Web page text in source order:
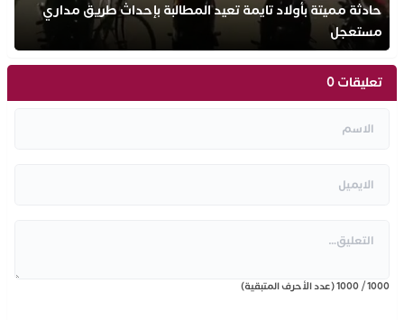
حادثة مميتة بأولاد تايمة تعيد المطالبة بإحداث طريق مداري
مستعجل
تعليقات 0
1000
/
1000(عدد الأحرف المتبقية)